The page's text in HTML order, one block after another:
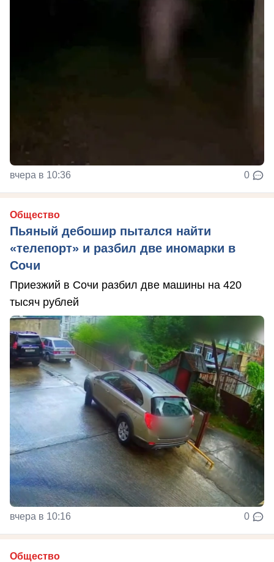
вчера в 10:36 0
Общество
Пьяный дебошир пытался найти
«телепорт» и разбил две иномарки в
Сочи
Приезжий в Сочи разбил две машины на 420
тысяч рублей
вчера в 10:16 0
Общество